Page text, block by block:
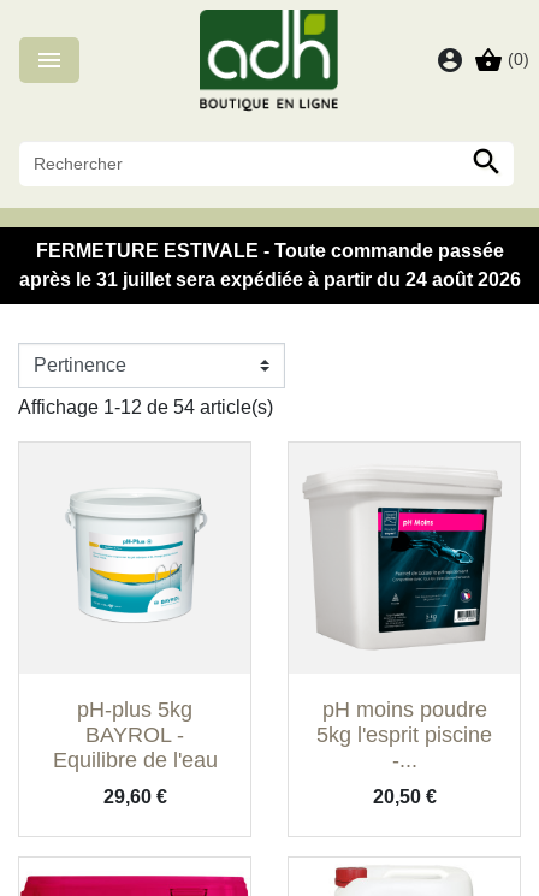
 account_circle shopping_basket (0)

FERMETURE ESTIVALE - Toute commande passée
après le 31 juillet sera expédiée à partir du 24 août 2026
Affichage 1-12 de 54 article(s)
pH-plus 5kg
BAYROL -
Equilibre de l'eau
Prix
29,60 €
pH moins poudre
5kg l'esprit piscine
-...
Prix
20,50 €
Panneau de gestion des cookies